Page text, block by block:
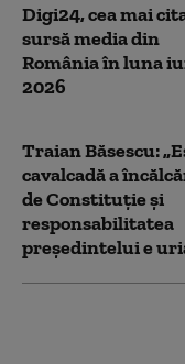
Digi24, cea mai
sursă media din
România în luna
2026
Traian Băsescu:
cavalcadă a
de Constituție și
responsabilitatea
președintelui e